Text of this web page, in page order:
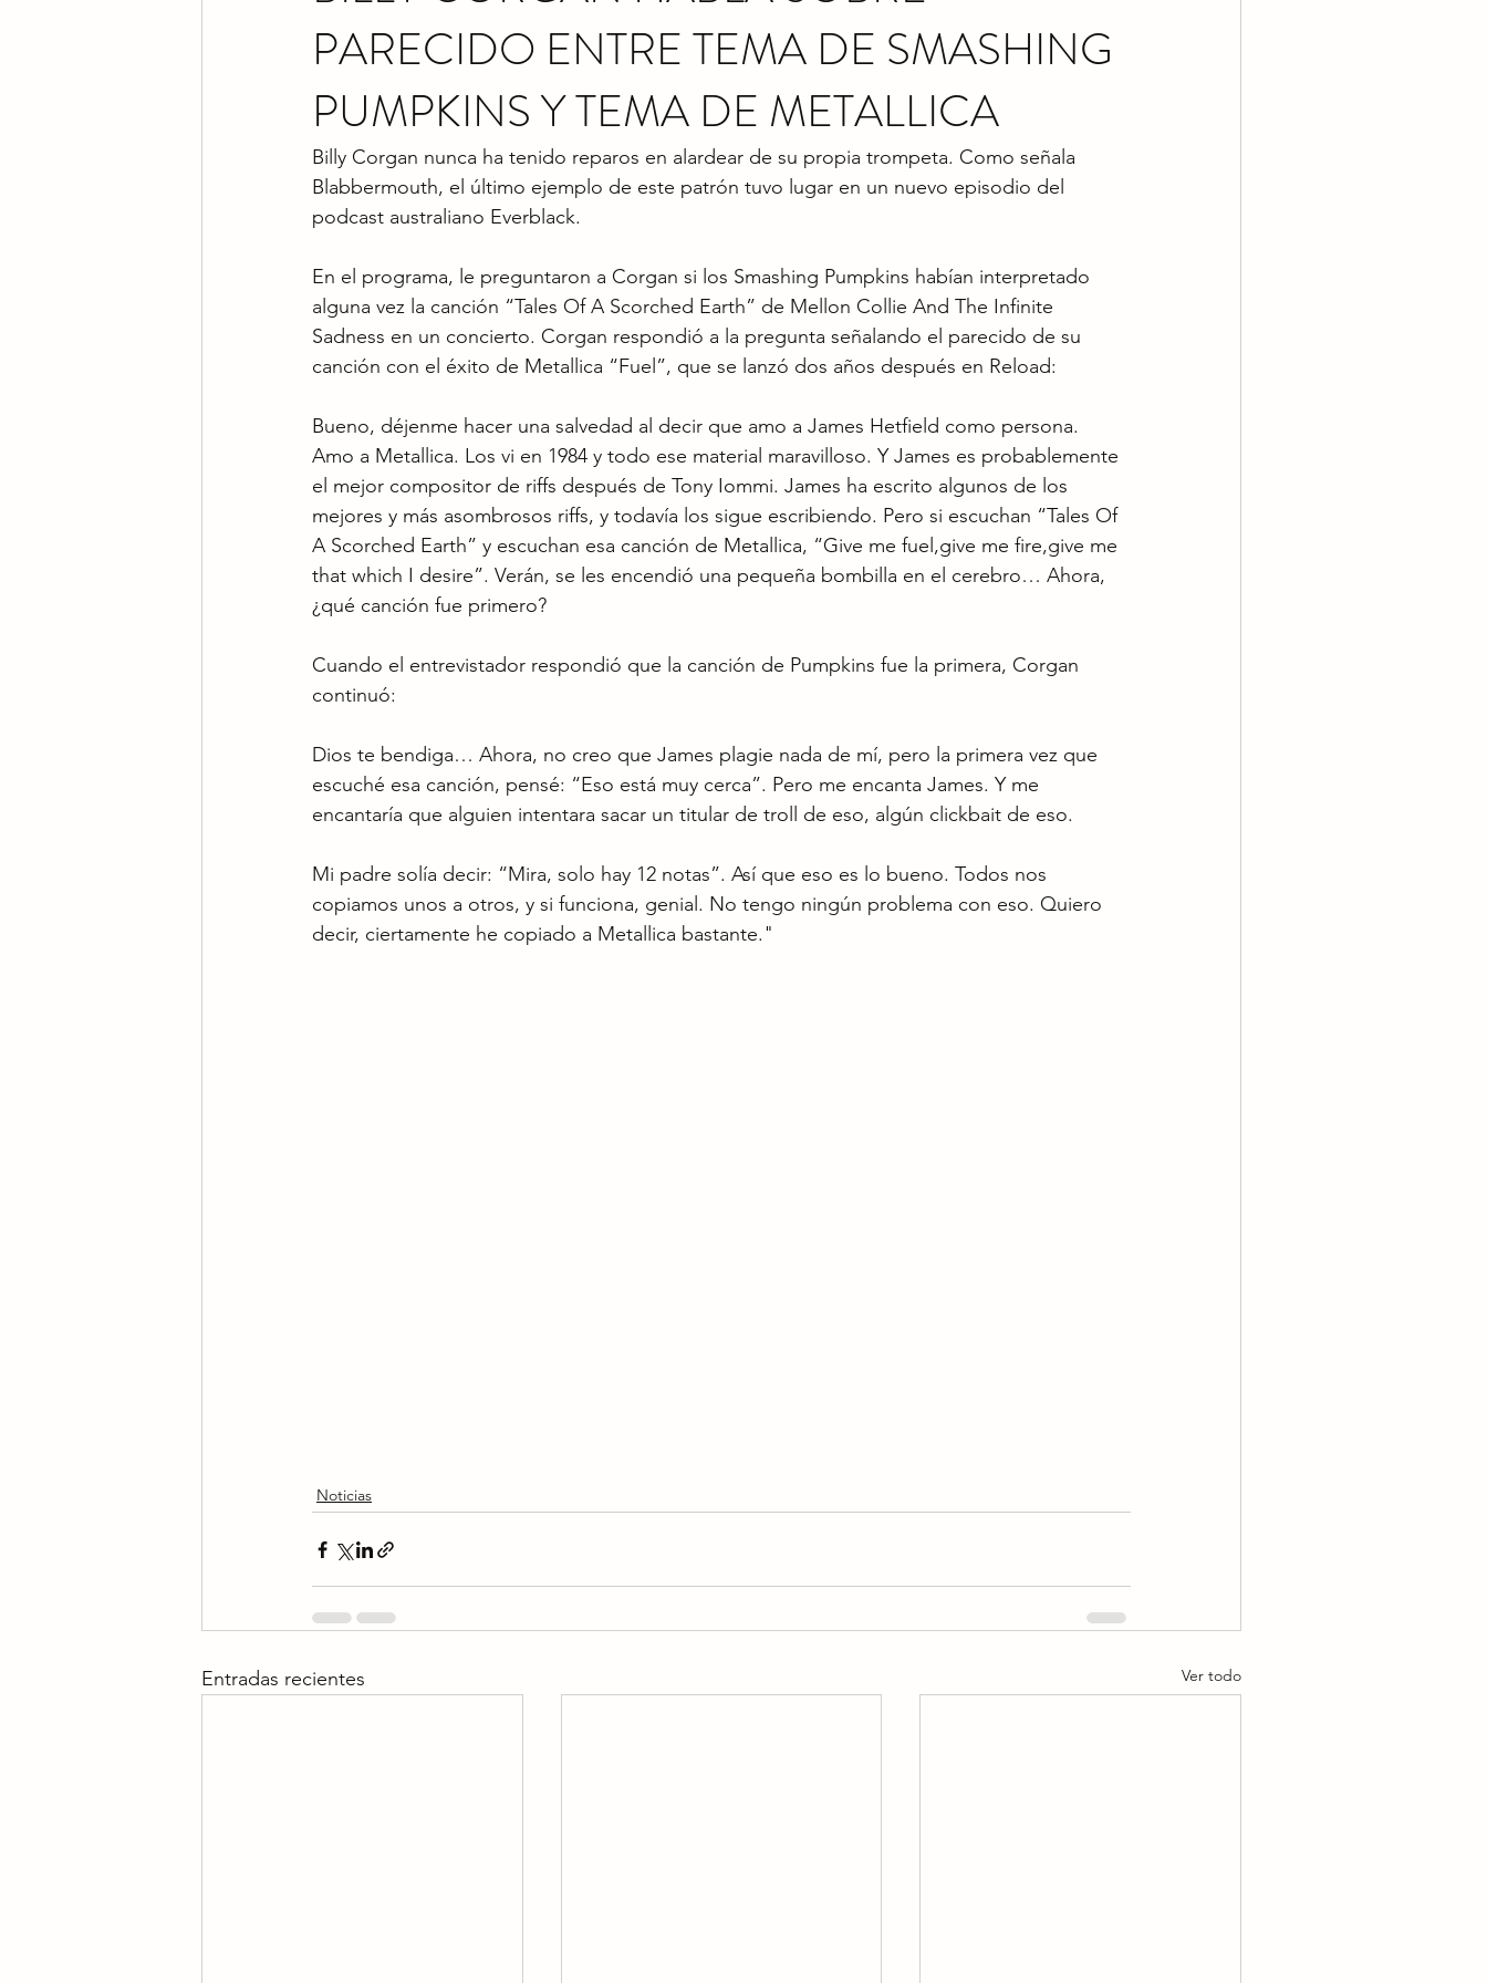
PARECIDO ENTRE TEMA DE SMASHING
PUMPKINS Y TEMA DE METALLICA
Billy Corgan nunca ha tenido reparos en alardear de su propia trompeta. Como señala
Blabbermouth, el último ejemplo de este patrón tuvo lugar en un nuevo episodio del
podcast australiano Everblack.
En el programa, le preguntaron a Corgan si los Smashing Pumpkins habían interpretado
alguna vez la canción “Tales Of A Scorched Earth” de Mellon Collie And The Infinite
Sadness en un concierto. Corgan respondió a la pregunta señalando el parecido de su
canción con el éxito de Metallica “Fuel”, que se lanzó dos años después en Reload:
Bueno, déjenme hacer una salvedad al decir que amo a James Hetfield como persona.
Amo a Metallica. Los vi en 1984 y todo ese material maravilloso. Y James es probablemente
el mejor compositor de riffs después de Tony Iommi. James ha escrito algunos de los
mejores y más asombrosos riffs, y todavía los sigue escribiendo. Pero si escuchan “Tales Of
A Scorched Earth” y escuchan esa canción de Metallica, “Give me fuel,give me fire,give me
that which I desire”. Verán, se les encendió una pequeña bombilla en el cerebro… Ahora,
¿qué canción fue primero?
Cuando el entrevistador respondió que la canción de Pumpkins fue la primera, Corgan
continuó:
Dios te bendiga… Ahora, no creo que James plagie nada de mí, pero la primera vez que
escuché esa canción, pensé: “Eso está muy cerca”. Pero me encanta James. Y me
encantaría que alguien intentara sacar un titular de troll de eso, algún clickbait de eso.
Mi padre solía decir: “Mira, solo hay 12 notas”. Así que eso es lo bueno. Todos nos
copiamos unos a otros, y si funciona, genial. No tengo ningún problema con eso. Quiero
decir, ciertamente he copiado a Metallica bastante."
Noticias
Entradas recientes Ver todo